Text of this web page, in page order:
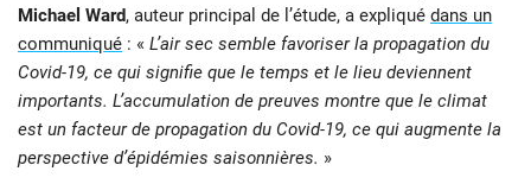
Michael Ward, auteur principal de l’étude, a expliqué dans un
communiqué : « L’air sec semble favoriser la propagation du
Covid-19, ce qui signifie que le temps et le lieu deviennent
importants. L’accumulation de preuves montre que le climat
est un facteur de propagation du Covid-19, ce qui augmente la
perspective d’épidémies saisonnières. »